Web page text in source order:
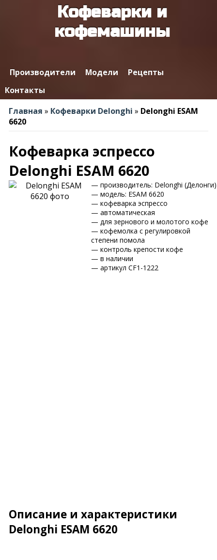
Кофеварки и
кофемашины
Производители Модели
Рецепты
Контакты
Главная » Кофеварки Delonghi » Delonghi ESAM
6620
Кофеварка эспрессо
Delonghi ESAM 6620
— производитель: Delonghi (Делонги)
— модель: ESAM 6620
— кофеварка эспрессо
— автоматическая
— для зернового и молотого кофе
— кофемолка с регулировкой
степени помола
— контроль крепости кофе
— в наличии
— артикул CF1-1222
Описание и характеристики
Delonghi ESAM 6620